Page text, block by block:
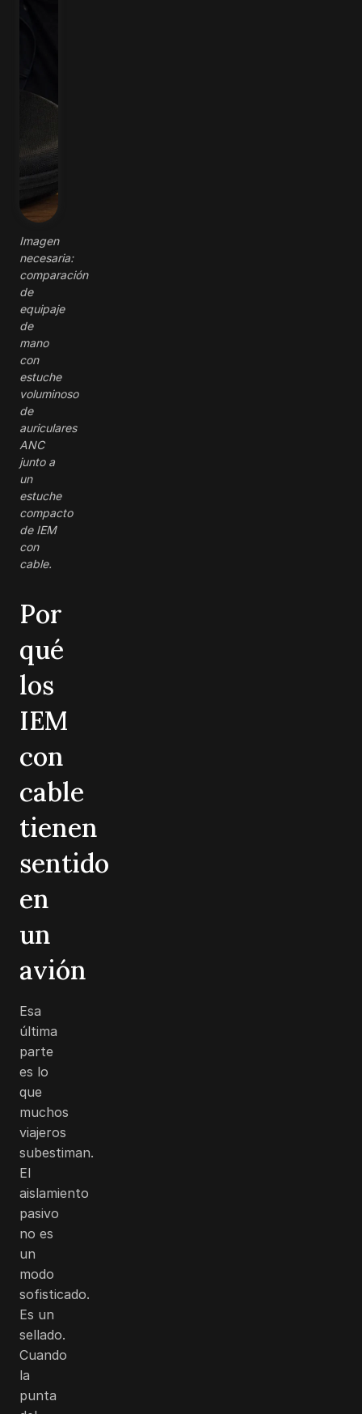
Imagen
necesaria:
comparación
de
equipaje
de
mano
con
estuche
voluminoso
de
auriculares
ANC
junto a
un
estuche
compacto
de IEM
con
cable.
Por
qué
los
IEM
con
cable
tienen
sentido
en
un
avión
Esa
última
parte
es lo
que
muchos
viajeros
subestiman.
El
aislamiento
pasivo
no es
un
modo
sofisticado.
Es un
sellado.
Cuando
la
punta